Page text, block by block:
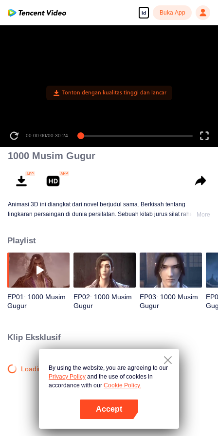
id Buka App
Tonton dengan kualitas tinggi dan lancar
00:00:00/00:30:24
1000 Musim Gugur
Animasi 3D ini diangkat dari novel berjudul sama. Berkisah tentang
lingkaran persaingan di dunia persilatan. Sebuah kitab jurus silat rahasia
semua jurus rahasia?
More
Playlist
EP01: 1000 Musim
Gugur
EP02: 1000 Musim
Gugur
EP03: 1000 Musim
Gugur
Klip Eksklusif
Loading…By using the website, you are agreeing to our
Privacy Policy and the use of cookies in
accordance with our Cookie Policy.
Accept